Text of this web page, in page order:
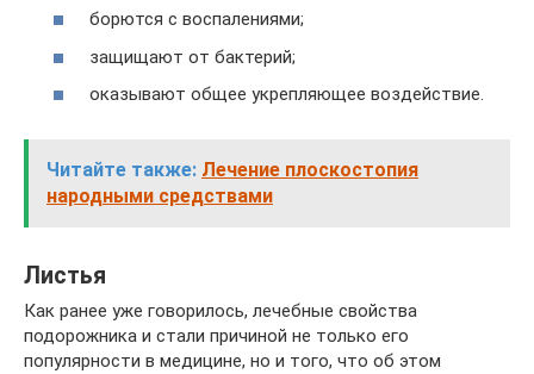
борются с воспалениями;
защищают от бактерий;
оказывают общее укрепляющее воздействие.
Читайте также: Лечение плоскостопия
народными средствами
Листья
Как ранее уже говорилось, лечебные свойства
подорожника и стали причиной не только его
популярности в медицине, но и того, что об этом